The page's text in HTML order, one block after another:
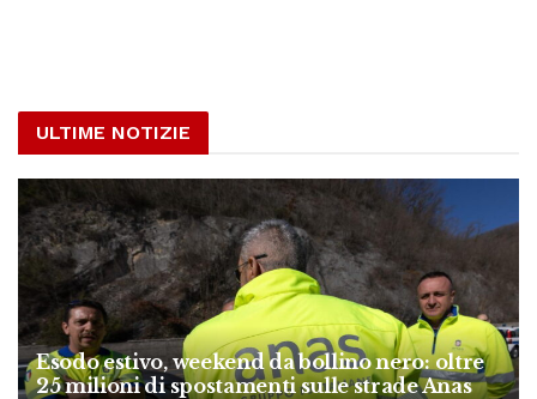
ULTIME NOTIZIE
Esodo estivo, weekend da bollino nero: oltre
25 milioni di spostamenti sulle strade Anas